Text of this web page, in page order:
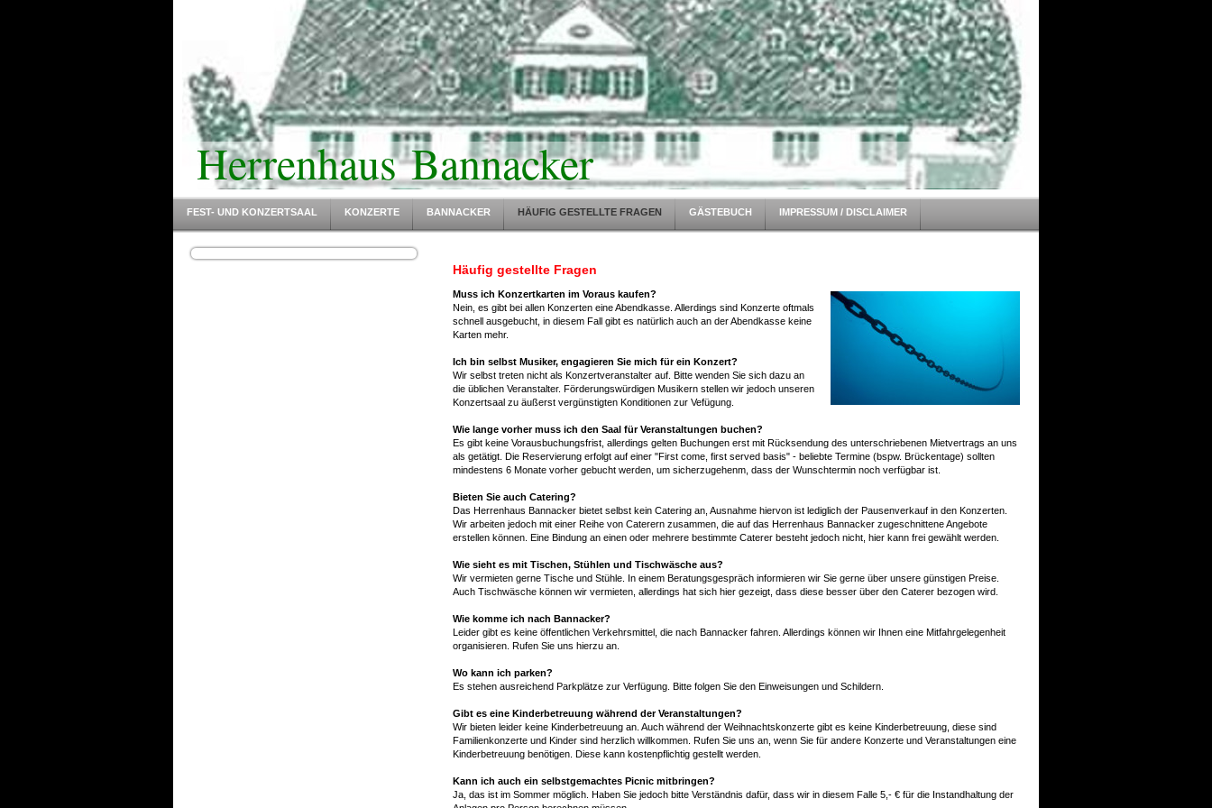
Herrenhaus Bannacker
FEST- UND KONZERTSAAL KONZERTE BANNACKER HÄUFIG GESTELLTE FRAGEN GÄSTEBUCH IMPRESSUM / DISCLAIMER
Häufig gestellte Fragen
Muss ich Konzertkarten im Voraus kaufen?
Nein, es gibt bei allen Konzerten eine Abendkasse. Allerdings sind Konzerte oftmals
schnell ausgebucht, in diesem Fall gibt es natürlich auch an der Abendkasse keine
Karten mehr.
Ich bin selbst Musiker, engagieren Sie mich für ein Konzert?
Wir selbst treten nicht als Konzertveranstalter auf. Bitte wenden Sie sich dazu an
die üblichen Veranstalter. Förderungswürdigen Musikern stellen wir jedoch unseren
Konzertsaal zu äußerst vergünstigten Konditionen zur Vefügung.
Wie lange vorher muss ich den Saal für Veranstaltungen buchen?
Es gibt keine Vorausbuchungsfrist, allerdings gelten Buchungen erst mit Rücksendung des unterschriebenen Mietvertrags an uns
als getätigt. Die Reservierung erfolgt auf einer "First come, first served basis" - beliebte Termine (bspw. Brückentage) sollten
mindestens 6 Monate vorher gebucht werden, um sicherzugehenm, dass der Wunschtermin noch verfügbar ist.
Bieten Sie auch Catering?
Das Herrenhaus Bannacker bietet selbst kein Catering an, Ausnahme hiervon ist lediglich der Pausenverkauf in den Konzerten.
Wir arbeiten jedoch mit einer Reihe von Caterern zusammen, die auf das Herrenhaus Bannacker zugeschnittene Angebote
erstellen können. Eine Bindung an einen oder mehrere bestimmte Caterer besteht jedoch nicht, hier kann frei gewählt werden.
Wie sieht es mit Tischen, Stühlen und Tischwäsche aus?
Wir vermieten gerne Tische und Stühle. In einem Beratungsgespräch informieren wir Sie gerne über unsere günstigen Preise.
Auch Tischwäsche können wir vermieten, allerdings hat sich hier gezeigt, dass diese besser über den Caterer bezogen wird.
Wie komme ich nach Bannacker?
Leider gibt es keine öffentlichen Verkehrsmittel, die nach Bannacker fahren. Allerdings können wir Ihnen eine Mitfahrgelegenheit
organisieren. Rufen Sie uns hierzu an.
Wo kann ich parken?
Es stehen ausreichend Parkplätze zur Verfügung. Bitte folgen Sie den Einweisungen und Schildern.
Gibt es eine Kinderbetreuung während der Veranstaltungen?
Wir bieten leider keine Kinderbetreuung an. Auch während der Weihnachtskonzerte gibt es keine Kinderbetreuung, diese sind
Familienkonzerte und Kinder sind herzlich willkommen. Rufen Sie uns an, wenn Sie für andere Konzerte und Veranstaltungen eine
Kinderbetreuung benötigen. Diese kann kostenpflichtig gestellt werden.
Kann ich auch ein selbstgemachtes Picnic mitbringen?
Ja, das ist im Sommer möglich. Haben Sie jedoch bitte Verständnis dafür, dass wir in diesem Falle 5,- € für die Instandhaltung der